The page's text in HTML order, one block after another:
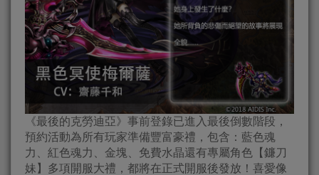
《最後的克勞迪亞》事前登錄已進入最後倒數階段，
預約活動為所有玩家準備豐富豪禮，包含：藍色魂
力、紅色魂力、金塊、免費水晶還有專屬角色【鐮刀
妹】多項開服大禮，都將在正式開服後發放！喜愛像